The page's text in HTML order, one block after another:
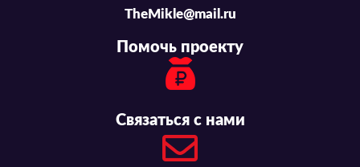
TheMikle@mail.ru
Помочь проекту
Связаться с нами